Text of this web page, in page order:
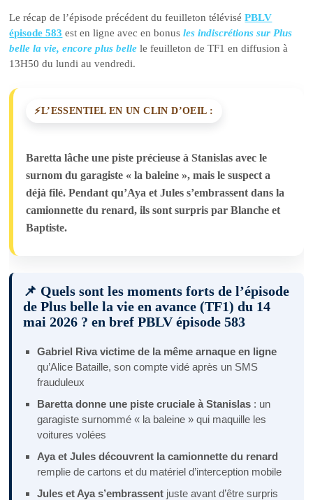
Le récap de l’épisode précédent du feuilleton téléviséPBLV
épisode 583 est en ligne avec en bonusles indiscrétions sur Plus
belle la vie, encore plus belle le feuilleton de TF1 en diffusion à
13H50 du lundi au vendredi.
L’ESSENTIEL EN UN CLIN D’OEIL :
Baretta lâche une piste précieuse à Stanislas avec le
surnom du garagiste « la baleine », mais le suspect a
déjà filé. Pendant qu’Aya et Jules s’embrassent dans la
camionnette du renard, ils sont surpris par Blanche et
Baptiste.
📌 Quels sont les moments forts de l’épisode
de Plus belle la vie en avance (TF1) du 14
mai 2026 ? en bref PBLV épisode 583
Gabriel Riva victime de la même arnaque en ligne
qu’Alice Bataille, son compte vidé après un SMS
frauduleux
Baretta donne une piste cruciale à Stanislas : un
garagiste surnommé « la baleine » qui maquille les
voitures volées
Aya et Jules découvrent la camionnette du renard
remplie de cartons et du matériel d’interception mobile
Jules et Aya s’embrassent juste avant d’être surpris